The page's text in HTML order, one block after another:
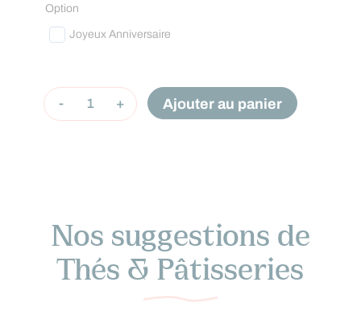
Option
Joyeux Anniversaire
-
quantité
de
Le
+ Ajouter au panier
Nos suggestions de
Thés & Pâtisseries